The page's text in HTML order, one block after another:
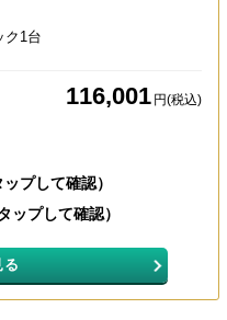
ク1台
116,001 円(税込)
プして確認）
ップして確認）
る